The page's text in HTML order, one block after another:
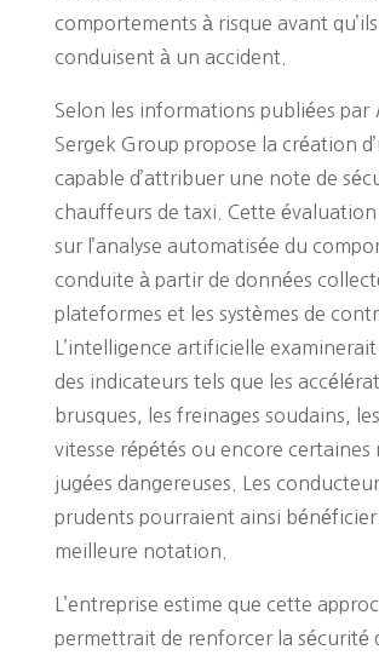
comportements à risque avant
conduisent à un accident.
Selon les informations publiées par
Sergek Group propose la création
capable d’attribuer une note de
chauffeurs de taxi. Cette
sur l’analyse automatisée du
conduite à partir de données
plateformes et les systèmes de
L’intelligence artificielle
des indicateurs tels que les
brusques, les freinages soudains,
vitesse répétés ou encore
jugées dangereuses. Les
prudents pourraient ainsi bénéficier
meilleure notation.
L’entreprise estime que cette
permettrait de renforcer la sécurité